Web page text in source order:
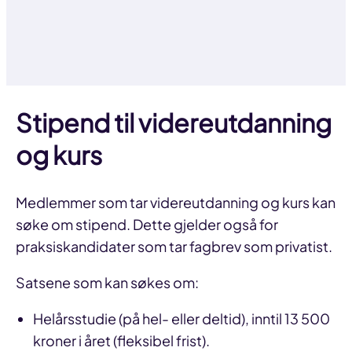
Stipend til videreutdanning
og kurs
Medlemmer som tar videreutdanning og kurs kan
søke om stipend. Dette gjelder også for
praksiskandidater som tar fagbrev som privatist.
Satsene som kan søkes om:
Helårsstudie (på hel- eller deltid), inntil 13 500
kroner i året (fleksibel frist).